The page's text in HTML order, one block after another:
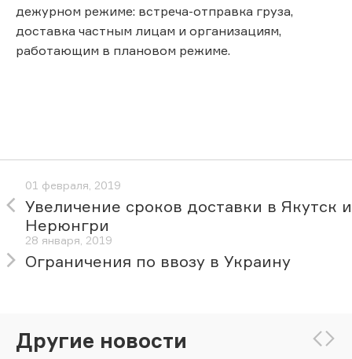
дежурном режиме: встреча-отправка груза,
доставка частным лицам и организациям,
работающим в плановом режиме.
01 февраля, 2019
Увеличение сроков доставки в Якутск и
Нерюнгри
28 января, 2019
Ограничения по ввозу в Украину
Другие новости